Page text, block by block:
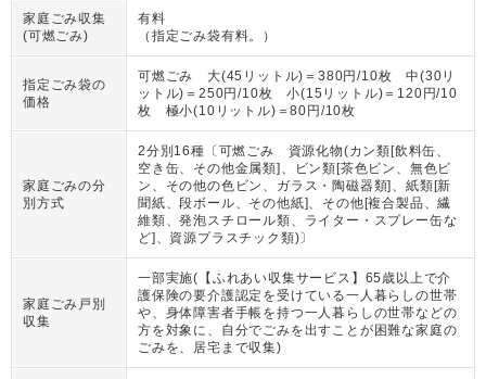
家庭ごみ収集
(可燃ごみ)
有料
（ 指定ごみ袋有料。 ）
指定ごみ袋の
価格
可燃ごみ 大(45リットル)＝380円/10枚 中(30リ
ットル)＝250円/10枚 小(15リットル)＝120円/10
枚 極小(10リットル)＝80円/10枚
家庭ごみの分
別方式
2分別16種〔可燃ごみ 資源化物(カン類[飲料缶、
空き缶、その他金属類]、ビン類[茶色ビン、無色ビ
ン、その他の色ビン、ガラス・陶磁器類]、紙類[新
聞紙、段ボール、その他紙]、その他[複合製品、繊
維類、発泡スチロール類、ライター・スプレー缶な
ど]、資源プラスチック類)〕
家庭ごみ戸別
収集
一部実施(【ふれあい収集サービス】65歳以上で介
護保険の要介護認定を受けている一人暮らしの世帯
や、身体障害者手帳を持つ一人暮らしの世帯などの
方を対象に、自分でごみを出すことが困難な家庭の
ごみを、居宅まで収集)